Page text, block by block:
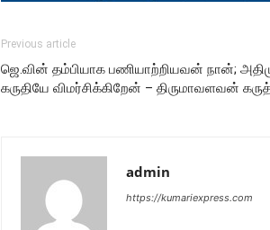
Previous article
ஜெ.வின் தம்பியாக பணியாற்றியவன் நான்;
கருதியே விமர்சிக்கிறேன் – திருமாவளவன்
admin
https://kumariexpress.com